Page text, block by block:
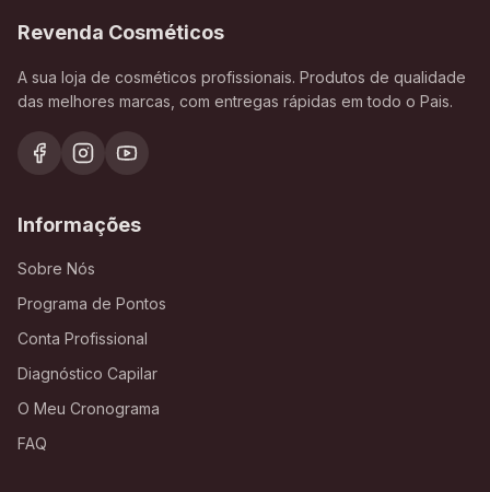
Revenda Cosméticos
A sua loja de cosméticos profissionais. Produtos de qualidade
das melhores marcas, com entregas rápidas em todo o Pais.
Informações
Sobre Nós
Programa de Pontos
Conta Profissional
Diagnóstico Capilar
O Meu Cronograma
FAQ